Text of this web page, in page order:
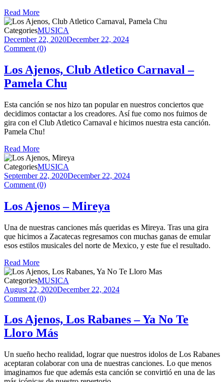
Read More
CategoriesMUSICA
December 22, 2020December 22, 2024
Comment (0)
Los Ajenos, Club Atletico Carnaval –
Pamela Chu
Esta canción se nos hizo tan popular en nuestros conciertos que
decidimos contactar a los creadores. Así fue como nos fuimos de
gira con el Club Atletico Carnaval e hicimos nuestra esta canción.
Pamela Chu!
Read More
CategoriesMUSICA
September 22, 2020December 22, 2024
Comment (0)
Los Ajenos – Mireya
Una de nuestras canciones más queridas es Mireya. Tras una gira
que hicimos a Zacatecas regresamos con muchas ganas de emular
esos estilos musicales del norte de Mexico, y este fue el resultado.
Read More
CategoriesMUSICA
August 22, 2020December 22, 2024
Comment (0)
Los Ajenos, Los Rabanes – Ya No Te
Lloro Más
Un sueño hecho realidad, lograr que nuestros idolos de Los Rabanes
aceptaran colaborar con una de nuestras canciones. Lo que menos
imaginamos fue que además esta canción se convirtió en una de las